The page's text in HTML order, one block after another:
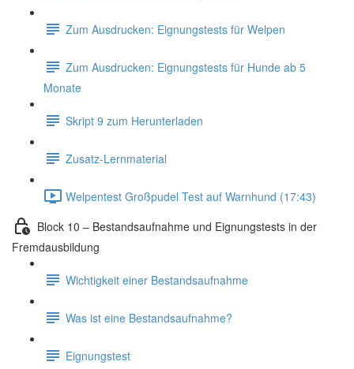
Zum Ausdrucken: Eignungstests für Welpen
Zum Ausdrucken: Eignungstests für Hunde ab 5
Monate
Skript 9 zum Herunterladen
Zusatz-Lernmaterial
Welpentest Großpudel Test auf Warnhund (17:43)
Block 10 – Bestandsaufnahme und Eignungstests in der
Fremdausbildung
Wichtigkeit einer Bestandsaufnahme
Was ist eine Bestandsaufnahme?
Eignungstest